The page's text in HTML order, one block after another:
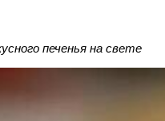
печенья на свете